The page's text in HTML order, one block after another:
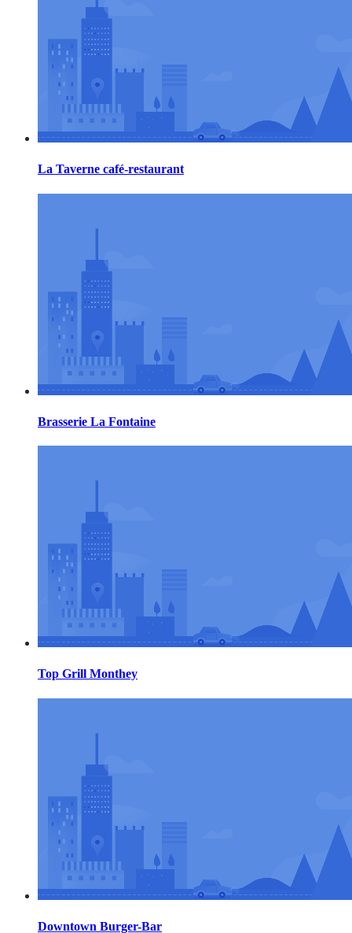
La Taverne café-restaurant
Brasserie La Fontaine
Top Grill Monthey
Downtown Burger-Bar